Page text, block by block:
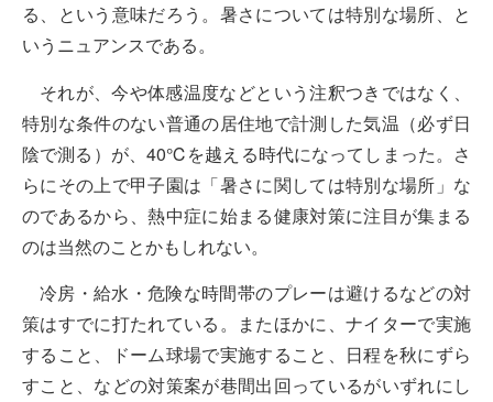
る、という意味だろう。暑さについては特別な場所、と
いうニュアンスである。
それが、今や体感温度などという注釈つきではなく、
特別な条件のない普通の居住地で計測した気温（必ず日
陰で測る）が、40℃を越える時代になってしまった。さ
らにその上で甲子園は「暑さに関しては特別な場所」な
のであるから、熱中症に始まる健康対策に注目が集まる
のは当然のことかもしれない。
冷房・給水・危険な時間帯のプレーは避けるなどの対
策はすでに打たれている。またほかに、ナイターで実施
すること、ドーム球場で実施すること、日程を秋にずら
すこと、などの対策案が巷間出回っているがいずれにし